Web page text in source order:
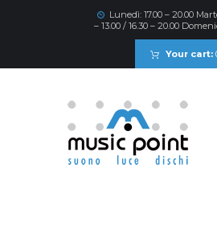
Lunedì: 17.00 – 20.00
– 13.00 / 16.30 – 20.00
Your cart: